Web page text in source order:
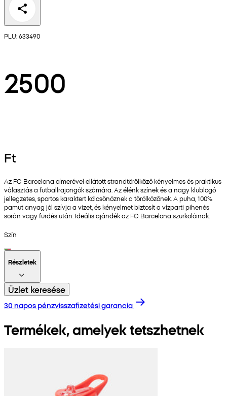
PLU: 633490
2500
Ft
Az FC Barcelona címerével ellátott strandtörölköző kényelmes és praktikus
választás a futballrajongók számára. Az élénk színek és a nagy klublogó
jellegzetes, sportos karaktert kölcsönöznek a törölközőnek. A puha, 100%
pamut anyag jól szívja a vizet, és kényelmet biztosít a vízparti pihenés
során vagy fürdés után. Ideális ajándék az FC Barcelona szurkolóinak.
Szín
Részletek
Üzlet keresése
30 napos pénzvisszafizetési garancia
Termékek, amelyek tetszhetnek